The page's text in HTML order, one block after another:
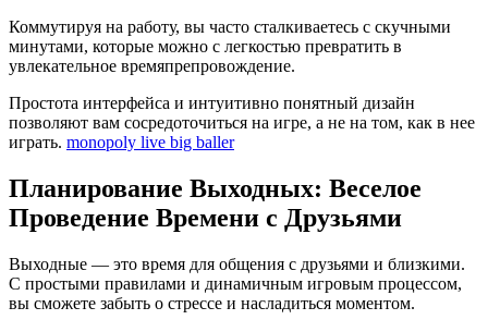
Коммутируя на работу, вы часто сталкиваетесь с скучными
минутами, которые можно с легкостью превратить в
увлекательное времяпрепровождение.
Простота интерфейса и интуитивно понятный дизайн
позволяют вам сосредоточиться на игре, а не на том, как в нее
играть. monopoly live big baller
Планирование Выходных: Веселое
Проведение Времени с Друзьями
Выходные — это время для общения с друзьями и близкими.
С простыми правилами и динамичным игровым процессом,
вы сможете забыть о стрессе и насладиться моментом.